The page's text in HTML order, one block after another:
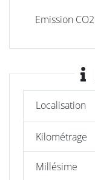
Emission CO2
Localisation
Kilométrage
Millésime